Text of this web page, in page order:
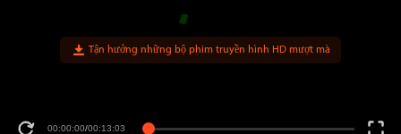
Tận hưởng những bộ phim truyền hình HD mượt mà
00:00:00/00:13:03